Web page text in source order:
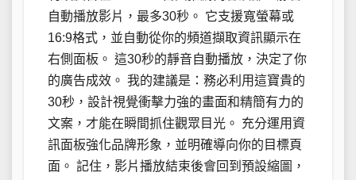
自動播放影片，最多30秒。 它支援寬螢幕或
16:9格式，並自動從你的頻道擷取資訊顯示在
右側面板。 這30秒的靜音自動播放，決定了你
的廣告成效。 我的建議是：務必利用這寶貴的
30秒，設計視覺衝擊力強的畫面和精簡有力的
文案，才能在瞬間抓住觀眾目光。 充分運用資
訊面板強化品牌形象，並明確導向你的目標頁
面。 記住，影片播放結束後會回到預設縮圖，